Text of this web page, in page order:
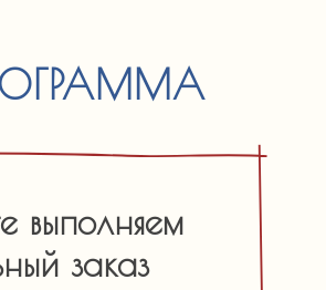
выполняем
заказ